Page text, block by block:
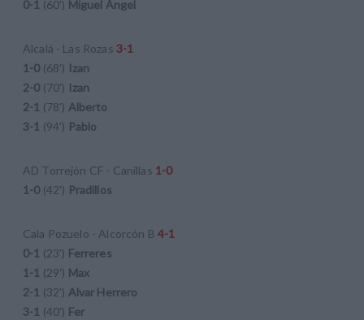
0-1 (60') Miguel Ángel
Alcalá - Las Rozas 3-1
1-0 (68') Izan
2-0 (70') Izan
2-1 (78') Alberto
3-1 (94') Pablo
AD Torrejón CF - Canillas 1-0
1-0 (42') Pradillos
Cala Pozuelo - Alcorcón B 4-1
0-1 (23') Ferreres
1-1 (29') Max
2-1 (32') Alvar Herrero
3-1 (40') Fer